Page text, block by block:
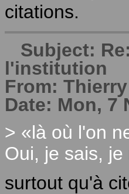
citations.
Subject:
l'institution
From:
Date: Mon, 7
> «là où l'on
Oui, je sais,
surtout qu'à